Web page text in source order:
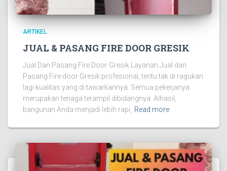
ARTIKEL
JUAL & PASANG FIRE DOOR GRESIK
Jual Dan Pasang Fire Door Gresik Layanan Jual dan
Pasang Fire door Gresik profesional, tentu tak di ragukan
lagi kualitas yang di tawarkannya. Semua pekerjanya
merupakan tenaga terampil dibidangnya. Alhasil,
bangunan Anda menjadi lebih rapi,
Read more